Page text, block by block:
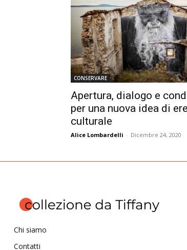
CONSERVARE
Apertura, dialogo e
per una nuova idea di
culturale
Alice Lombardelli - Dicembre 24, 2020
Chi siamo
Contatti